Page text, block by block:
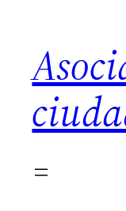
contenido